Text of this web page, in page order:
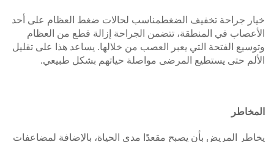
خيار جراحة تخفيف الضغطمناسب لحالات ضغط العظام على أحد
الأعصاب في المنطقة، تتضمن الجراحة إزالة قطع من العظام
وتوسيع الفتحة التي يعبر العصب من خلالها. يساعد هذا على تقليل
الألم حتى يستطيع المرضى مواصلة حياتهم بشكل طبيعي.
المخاطر
يخاطر المريض بأن يصبح مقعدًا مدى الحياة، بالإضافة لمضاعفات